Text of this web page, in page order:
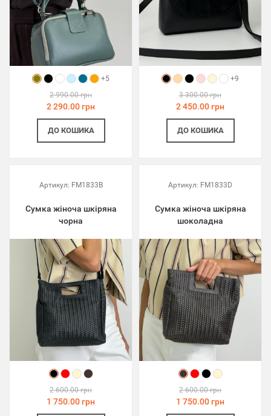
+5
2 990.00 грн
2 290.00 грн
ДО КОШИКА
+9
3 300.00 грн
2 450.00 грн
ДО КОШИКА
Артикул: FM1833B
Сумка жіноча шкіряна
чорна
2 600.00 грн
1 750.00 грн
Артикул: FM1833D
Сумка жіноча шкіряна
шоколадна
2 600.00 грн
1 750.00 грн